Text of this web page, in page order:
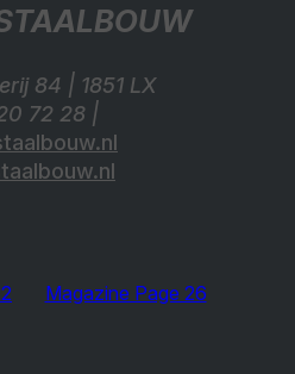
84 | 1851 LX
72 28 |
Magazine Page 26